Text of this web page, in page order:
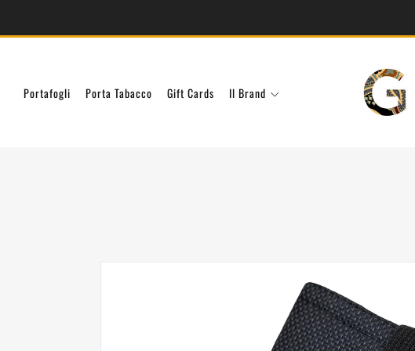
Portafogli Porta Tabacco Gift Cards Il Brand